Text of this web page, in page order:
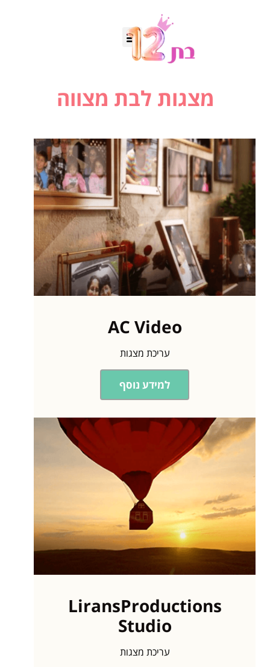
מצגות לבת מצווה
AC Video
עריכת מצגות
למידע נוסף
LiransProductions
Studio
עריכת מצגות